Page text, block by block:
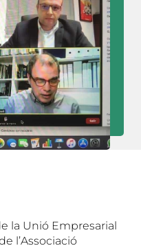
la Unió Empresarial
l’Associació